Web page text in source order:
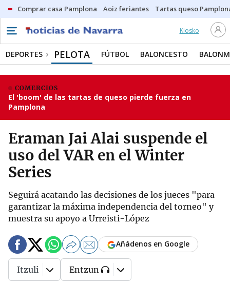
Comprar casa Pamplona Aoiz feriantes Tartas queso
Kiosko
DEPORTES PELOTA FÚTBOL BALONCESTO
COMERCIOS
El 'boom' de las tartas de queso pierde fuerza en
Pamplona
Eraman Jai Alai suspende el
uso del VAR en el Winter
Series
Seguirá acatando las decisiones de los jueces "para
garantizar la máxima independencia del torneo" y
muestra su apoyo a Urreisti-López
Añádenos en Google
Itzuli Entzun